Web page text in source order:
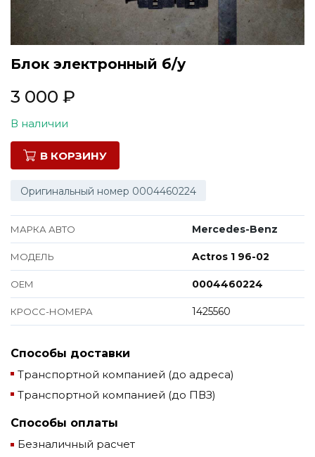
Все марки
Блок электронный б/у
3 000 ₽
В наличии
В КОРЗИНУ
Оригинальный номер 0004460224
МАРКА АВТО Mercedes-Benz
МОДЕЛЬ Actros 1 96-02
ОЕМ 0004460224
КРОСС-НОМЕРА 1425560
Способы доставки
Транспортной компанией (до адреса)
Транспортной компанией (до ПВЗ)
Способы оплаты
Безналичный расчет